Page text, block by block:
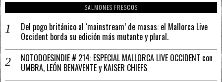
SALMONES FRESCOS
Del pogo británico al ‘mainstream’ de masas: el Mallorca Live
Occident borda su edición más mutante y plural.
NOTODOESINDIE # 214: ESPECIAL MALLORCA LIVE OCCIDENT con
UMBRA, LEÓN BENAVENTE y KAISER CHIEFS